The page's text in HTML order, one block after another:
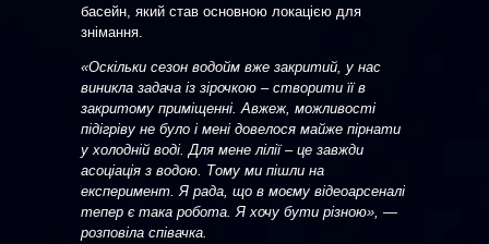
басейн, який став основною локацією для
знімання.
«Оскільки сезон водойм вже закритий, у нас
виникла задача із зірочкою – створити її в
закритому приміщенні. Авжеж, можливості
підігріву не було і мені довелося майже пірнати
у холодній воді. Для мене лілії – це завжди
асоціація з водою. Тому ми пішли на
експеримент. Я рада, що в моєму відеоарсеналі
тепер є така робота. Я хочу бути різною», —
розповіла співачка.